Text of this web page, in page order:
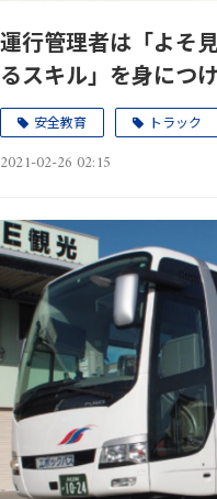
運行管理者は「よそ
るスキル」を身につ
安全教育 トラック
2021-02-26 02:15